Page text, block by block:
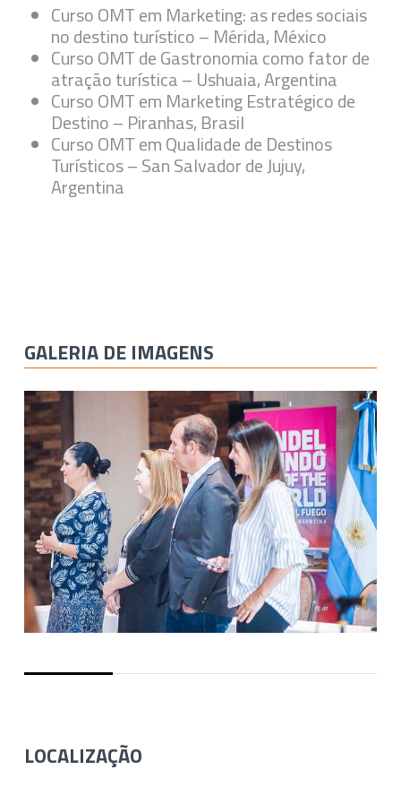
Curso OMT em Marketing: as redes sociais
no destino turístico – Mérida, México
Curso OMT de Gastronomia como fator de
atração turística – Ushuaia, Argentina
Curso OMT em Marketing Estratégico de
Destino – Piranhas, Brasil
Curso OMT em Qualidade de Destinos
Turísticos – San Salvador de Jujuy,
Argentina
GALERIA DE IMAGENS
LOCALIZAÇÃO